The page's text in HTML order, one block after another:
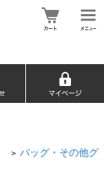
> バッグ・その他グ